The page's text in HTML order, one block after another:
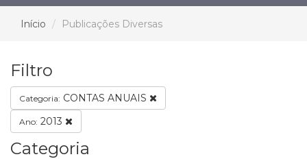
Início Publicações Diversas
Filtro
Categoria: CONTAS ANUAIS
Ano: 2013
Categoria